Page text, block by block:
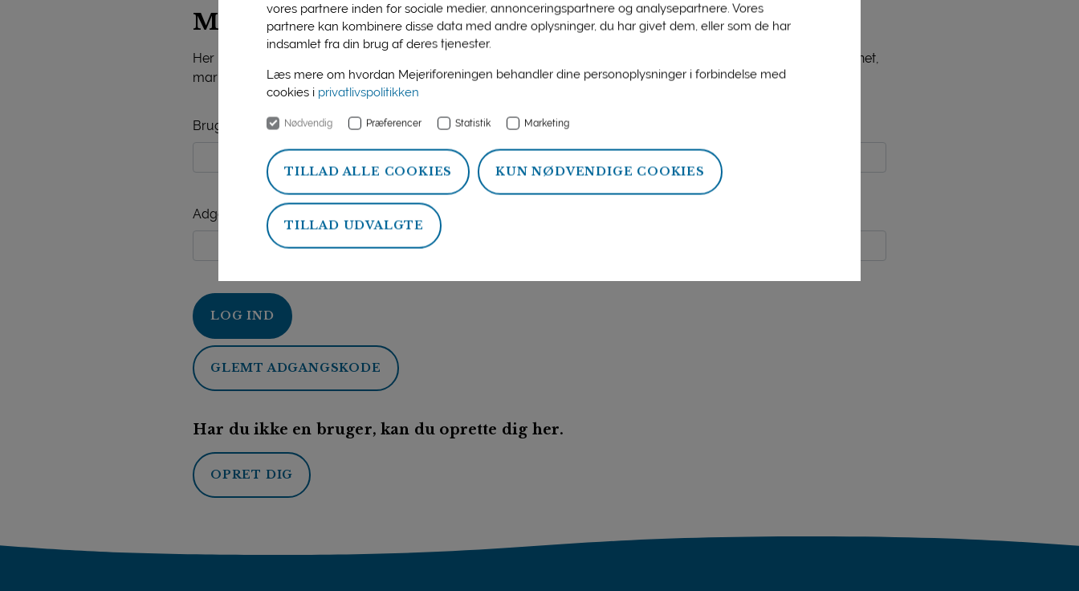
vores partnere inden for sociale medier, annonceringspartnere og analysepartnere. Vores
partnere kan kombinere disse data med andre oplysninger, du har givet dem, eller som de har
indsamlet fra din brug af deres tjenester.
Læs mere om hvordan Mejeriforeningen behandler dine personoplysninger i forbindelse med
cookies i privatlivspolitikken
Nødvendig Præferencer Statistik Marketing
TILLAD ALLE COOKIES KUN NØDVENDIGE COOKIES
TILLAD UDVALGTE
Mejeriforeningens medlemsside
Her på siden finder du viden og information om ydelser, som Mejeriforeningen tilbyder sine medlemmer, bl.a. PLInet,
markedsorientering, mejeristatistik, politik og arrangementer.
Brugernavn
Adgangskode
LOG IND
GLEMT ADGANGSKODE
Har du ikke en bruger, kan du oprette dig her.
OPRET DIG